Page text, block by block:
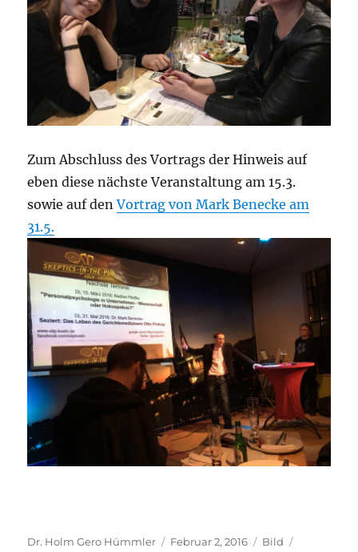
Zum Abschluss des Vortrags der Hinweis auf
eben diese nächste Veranstaltung am 15.3.
sowie auf denVortrag von Mark Benecke am
31.5.
Autor
Dr. Holm Gero Hümmler
Veröffentlicht
Februar 2, 2016 Format
Bild